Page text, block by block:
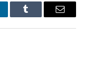
Tumblr Email